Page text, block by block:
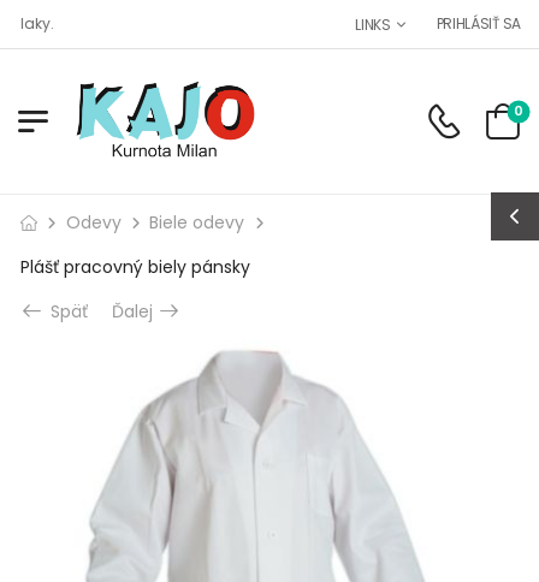
laky. LINKS PRIHLÁSIŤ SA
0
Odevy
Biele odevy
Plášť pracovný biely pánsky
Späť
Ďalej